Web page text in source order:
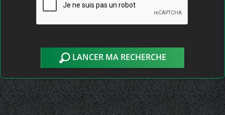
LANCER MA RECHERCHE